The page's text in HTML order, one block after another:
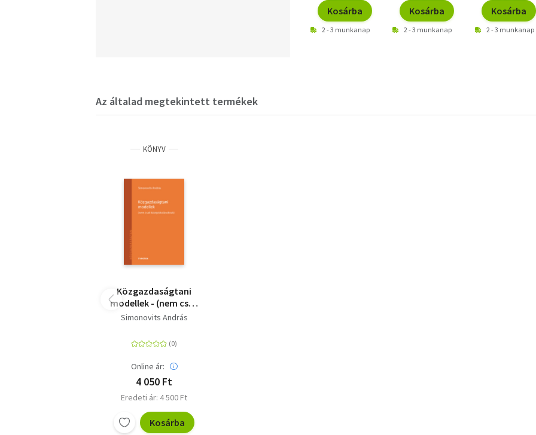
Kosárba
2 - 3 munkanap
Kosárba
2 - 3 munkanap
Kosárba
2 - 3 munkanap
Az általad megtekintett termékek
KÖNYV
Közgazdaságtani
modellek - (nem csak
középiskolásoknak)
Simonovits András
Online ár:
4 050 Ft
Eredeti ár: 4 500 Ft
Kosárba